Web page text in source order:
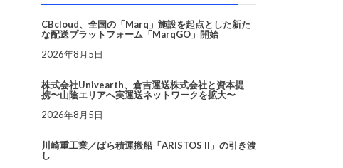
CBcloud、全国の「Marq」施設を起点とした新た
な配送プラットフォーム「MarqGO」開始
2026年8月5日
株式会社Univearth、倉吉運送株式会社と資本提
携〜山陰エリアへ実運送ネットワークを拡大〜
2026年8月5日
川崎重工業／ばら積運搬船「ARISTOS II」の引き渡
し